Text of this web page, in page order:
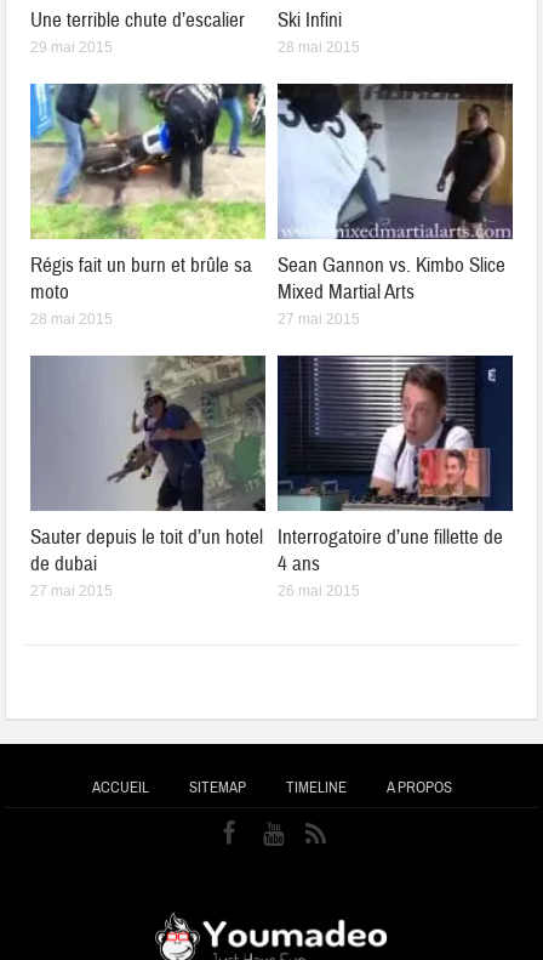
Une terrible chute d’escalier
29 mai 2015
Ski Infini
28 mai 2015
Régis fait un burn et brûle sa
moto
28 mai 2015
Sean Gannon vs. Kimbo Slice
Mixed Martial Arts
27 mai 2015
Sauter depuis le toit d’un hotel
de dubai
27 mai 2015
Interrogatoire d’une fillette de
4 ans
26 mai 2015
ACCUEIL SITEMAP TIMELINE A PROPOS